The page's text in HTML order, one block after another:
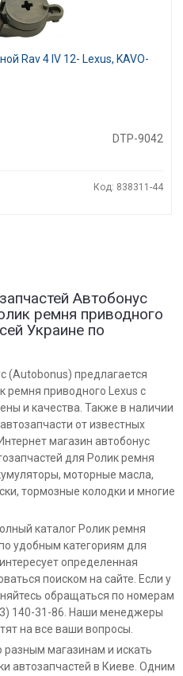
Rav 4 IV 12- Lexus, KAVO-
DTP-9042
Код: 838311-44
Автобонус
ремня приводного
Украине по
(Autobonus) предлагается
ремня приводного Lexus с
и качества. Также в наличии
от известных
магазин автобонус
для Ролик ремня
моторные масла,
тормозные колодки и многие
каталог Ролик ремня
удобным категориям для
определенная
поиском на сайте. Если у
обращаться по номерам
140-31-86. Наши менеджеры
на все ваши вопросы.
магазинам и искать
автозапчастей в Киеве. Одним